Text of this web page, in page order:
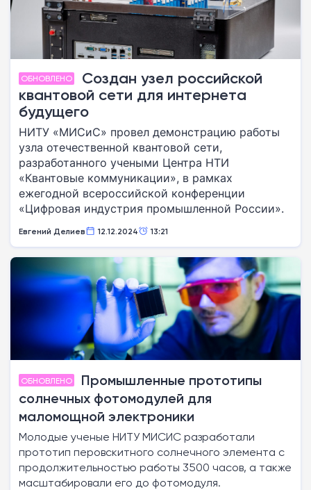
ОБНОВЛЕНО
Создан узел российской
квантовой сети для интернета
будущего
НИТУ «МИСиС» провел демонстрацию работы
узла отечественной квантовой сети,
разработанного учеными Центра НТИ
«Квантовые коммуникации», в рамках
ежегодной всероссийской конференции
«Цифровая индустрия промышленной России».
Евгений Делиев 12.12.2024 13:21
ОБНОВЛЕНО
Промышленные прототипы
солнечных фотомодулей для
маломощной электроники
Молодые ученые НИТУ МИСИС разработали
прототип перовскитного солнечного элемента с
продолжительностью работы 3500 часов, а также
масштабировали его до фотомодуля.